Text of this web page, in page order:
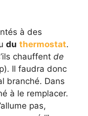
à des
du thermostat.
chauffent de
Il faudra donc
branché. Dans
à le remplacer.
pas,